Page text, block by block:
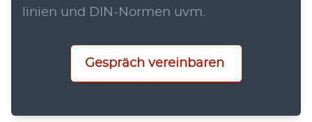
li­ni­en und DIN-Nor­men uvm.
Gespräch vereinbaren